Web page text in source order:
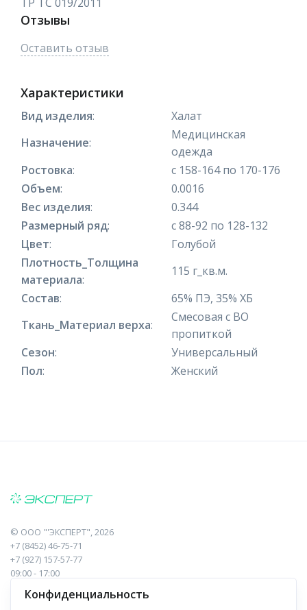
Отзывы
Оставить отзыв
Характеристики
Вид изделия:
Халат
Назначение:
Медицинская
одежда
Ростовка:
с 158-164 по 170-176
Объем:
0.0016
Вес изделия:
0.344
Размерный ряд:
с 88-92 по 128-132
Цвет:
Голубой
Плотность_Толщина
материала:
115 г_кв.м.
Состав:
65% ПЭ, 35% ХБ
Ткань_Материал верха:
Смесовая с ВО
пропиткой
Сезон:
Универсальный
Пол: Женский
© ООО "'ЭКСПЕРТ", 2026
+7 (8452) 46-75-71
+7 (927) 157-57-77
09:00 - 17:00
410017, Саратов, Пугачева, 10 к1, оф.23
Конфиденциальность